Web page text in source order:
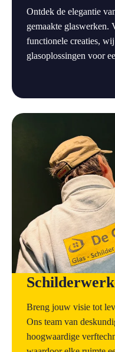
Ontdek de elegantie
gemaakte glaswerken.
functionele creaties,
glasoplossingen voor
Breng jouw visie tot
Ons team van
hoogwaardige
a